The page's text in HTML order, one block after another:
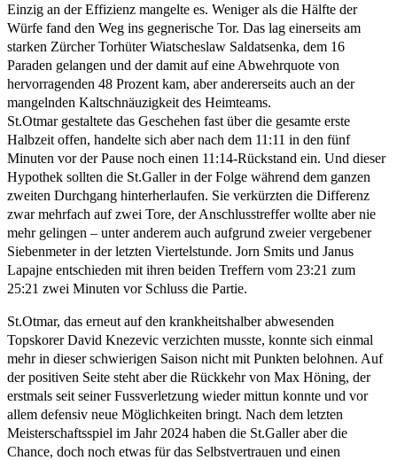
Einzig an der Effizienz mangelte es. Weniger als die Hälfte der
Würfe fand den Weg ins gegnerische Tor. Das lag einerseits am
starken Zürcher Torhüter Wiatscheslaw Saldatsenka, dem 16
Paraden gelangen und der damit auf eine Abwehrquote von
hervorragenden 48 Prozent kam, aber andererseits auch an der
mangelnden Kaltschnäuzigkeit des Heimteams.
St.Otmar gestaltete das Geschehen fast über die gesamte erste
Halbzeit offen, handelte sich aber nach dem 11:11 in den fünf
Minuten vor der Pause noch einen 11:14-Rückstand ein. Und dieser
Hypothek sollten die St.Galler in der Folge während dem ganzen
zweiten Durchgang hinterherlaufen. Sie verkürzten die Differenz
zwar mehrfach auf zwei Tore, der Anschlusstreffer wollte aber nie
mehr gelingen – unter anderem auch aufgrund zweier vergebener
Siebenmeter in der letzten Viertelstunde. Jorn Smits und Janus
Lapajne entschieden mit ihren beiden Treffern vom 23:21 zum
25:21 zwei Minuten vor Schluss die Partie.
St.Otmar, das erneut auf den krankheitshalber abwesenden
Topskorer David Knezevic verzichten musste, konnte sich einmal
mehr in dieser schwierigen Saison nicht mit Punkten belohnen. Auf
der positiven Seite steht aber die Rückkehr von Max Höning, der
erstmals seit seiner Fussverletzung wieder mittun konnte und vor
allem defensiv neue Möglichkeiten bringt. Nach dem letzten
Meisterschaftsspiel im Jahr 2024 haben die St.Galler aber die
Chance, doch noch etwas für das Selbstvertrauen und einen